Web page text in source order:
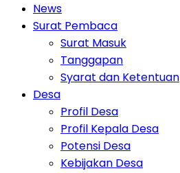
News
Surat Pembaca
Surat Masuk
Tanggapan
Syarat dan Ketentuan
Desa
Profil Desa
Profil Kepala Desa
Potensi Desa
Kebijakan Desa